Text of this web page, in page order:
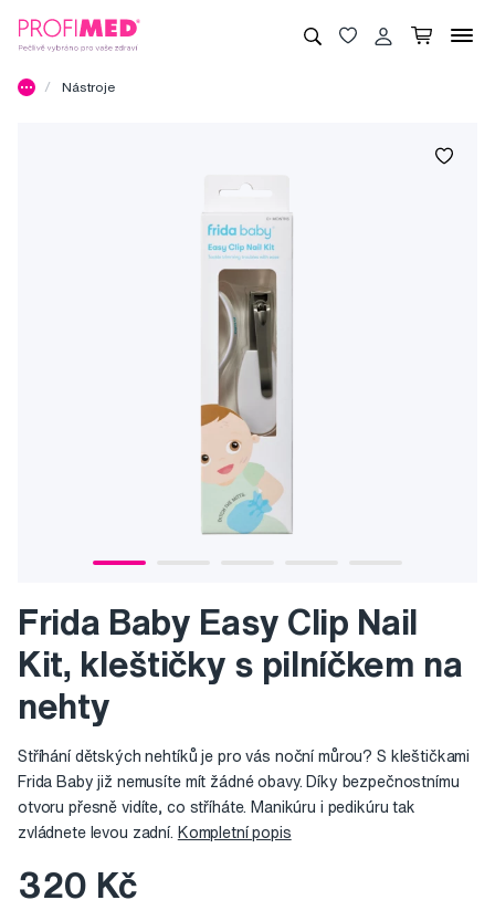
Nástroje
Frida Baby Easy Clip Nail
Kit, kleštičky s pilníčkem na
nehty
Stříhání dětských nehtíků je pro vás noční můrou? S kleštičkami
Frida Baby již nemusíte mít žádné obavy. Díky bezpečnostnímu
otvoru přesně vidíte, co stříháte. Manikúru i pedikúru tak
zvládnete levou zadní. Kompletní popis
320 Kč